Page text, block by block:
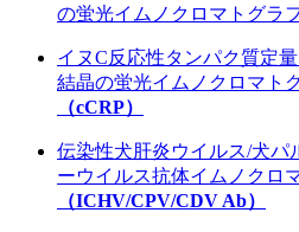
の蛍光イムノクロマトグラ
イヌC反応性タンパク質定
結晶の蛍光イムノクロマト
（cCRP）
伝染性犬肝炎ウイルス/犬パ
ーウイルス抗体イムノクロ
（ICHV/CPV/CDV Ab）